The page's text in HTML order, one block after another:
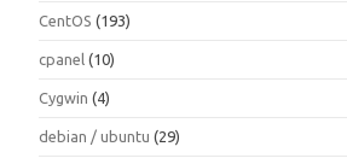
CentOS (193)
cpanel (10)
Cygwin (4)
debian / ubuntu (29)